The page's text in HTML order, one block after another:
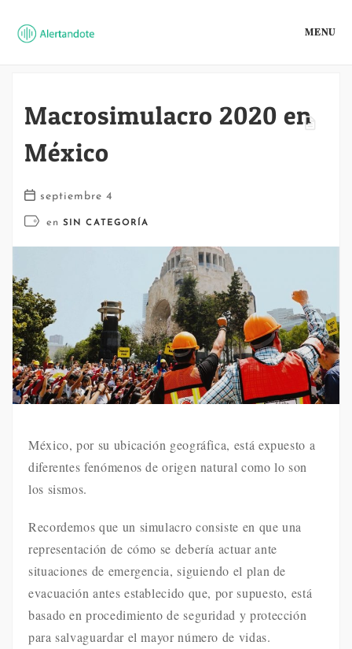
MENU
Macrosimulacro 2020 en
México
septiembre 4
en SIN CATEGORÍA
México, por su ubicación geográfica, está expuesto a
diferentes fenómenos de origen natural como lo son
los sismos.
Recordemos que un simulacro consiste en que una
representación de cómo se debería actuar ante
situaciones de emergencia, siguiendo el plan de
evacuación antes establecido que, por supuesto, está
basado en procedimiento de seguridad y protección
para salvaguardar el mayor número de vidas.